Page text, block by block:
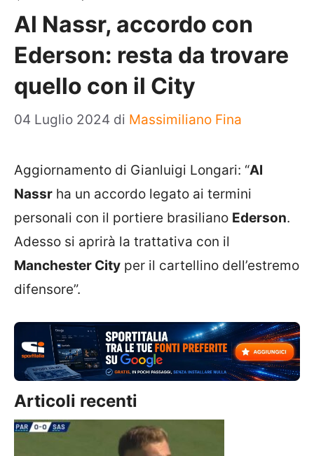
Al Nassr, accordo con
Ederson: resta da trovare
quello con il City
04 Luglio 2024 di Massimiliano Fina
Aggiornamento di Gianluigi Longari: “Al
Nassr ha un accordo legato ai termini
personali con il portiere brasiliano Ederson.
Adesso si aprirà la trattativa con il
Manchester City per il cartellino dell’estremo
difensore”.
Articoli recenti